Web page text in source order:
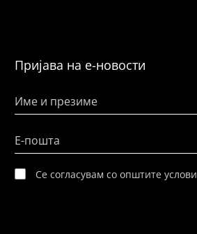
Пријава на е-новости
Име и презиме
Е-пошта
Се согласувам со општите услови